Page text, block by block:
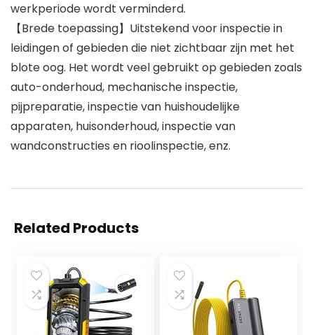
werkperiode wordt verminderd.
【Brede toepassing】Uitstekend voor inspectie in
leidingen of gebieden die niet zichtbaar zijn met het
blote oog. Het wordt veel gebruikt op gebieden zoals
auto-onderhoud, mechanische inspectie,
pijpreparatie, inspectie van huishoudelijke
apparaten, huisonderhoud, inspectie van
wandconstructies en rioolinspectie, enz.
Related Products